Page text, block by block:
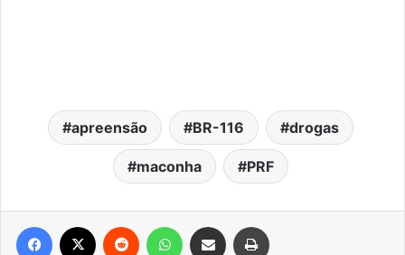
apreensão BR-116 drogas
maconha PRF
Facebook Reddit WhatsAppCompartilhar via e-mail